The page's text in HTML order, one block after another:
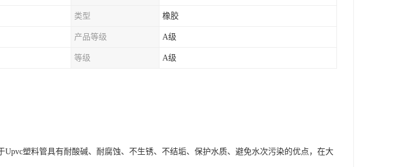
类型 橡胶
产品等级 A级
等级 A级
塑料管具有耐酸碱、耐腐蚀、不生锈、不结垢、保护水质、避免水次污染的优点，在大